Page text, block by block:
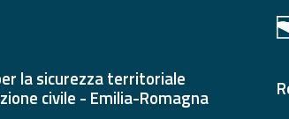
la sicurezza territoriale
civile - Emilia-Romagna